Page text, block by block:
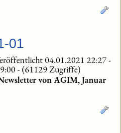
01
04.01.2021 22:27-
-(61129 Zugriffe)
von AGIM, Januar